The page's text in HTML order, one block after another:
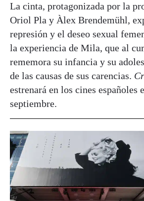
La cinta, protagonizada por la
Oriol Pla y Àlex Brendemühl,
represión y el deseo sexual
la experiencia de Mila, que al
rememora su infancia y su
de las causas de sus carencias.
estrenará en los cines españoles
septiembre.